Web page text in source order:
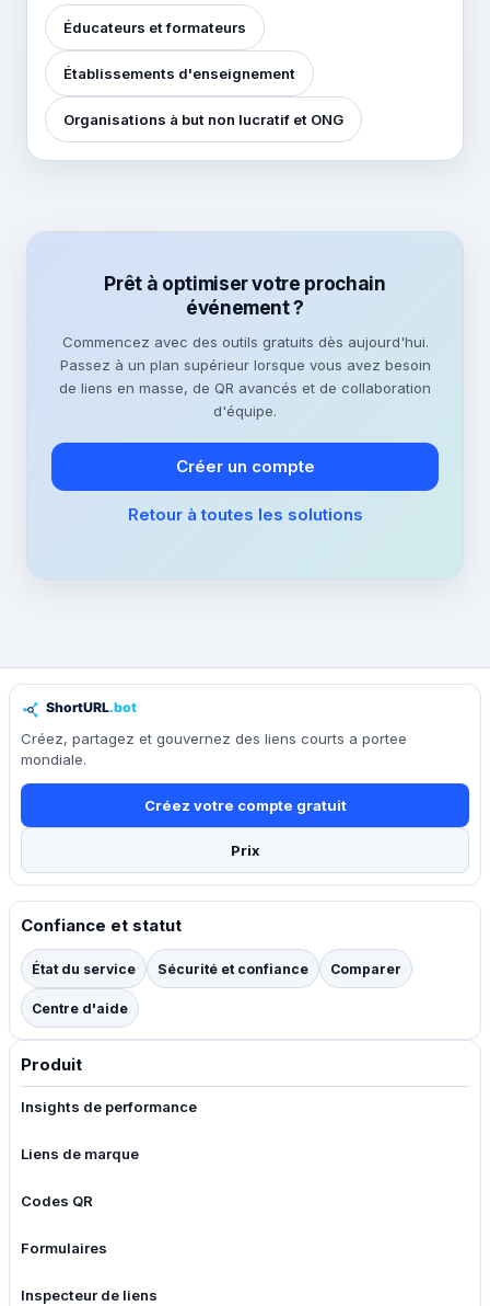
Éducateurs et formateurs
Établissements d'enseignement
Organisations à but non lucratif et ONG
Prêt à optimiser votre prochain
événement ?
Commencez avec des outils gratuits dès aujourd'hui.
Passez à un plan supérieur lorsque vous avez besoin
de liens en masse, de QR avancés et de collaboration
d'équipe.
Créer un compte
Retour à toutes les solutions
Créez, partagez et gouvernez des liens courts a portee
mondiale.
Créez votre compte gratuit
Prix
Confiance et statut
État du service Sécurité et confiance Comparer
Centre d'aide
Produit
Insights de performance
Liens de marque
Codes QR
Formulaires
Inspecteur de liens